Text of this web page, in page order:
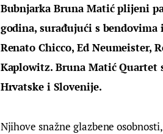
Bubnjarka Bruna Matić plijeni
godina, surađujući s bendovima
Renato Chicco, Ed Neumeister,
Kaplowitz. Bruna Matić
Hrvatske i Slovenije.
Njihove snažne glazbene